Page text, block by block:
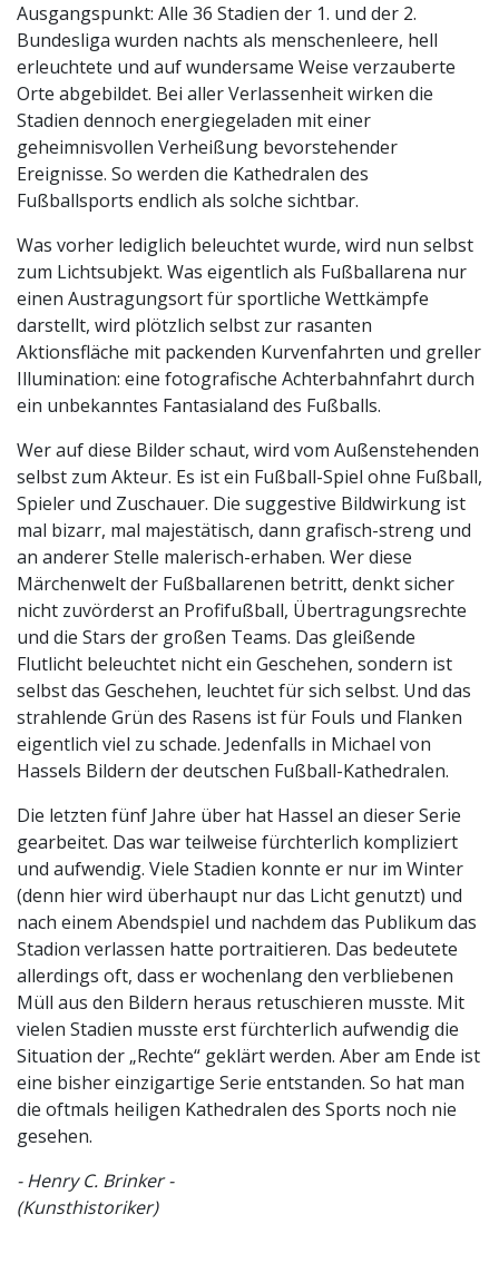
Ausgangspunkt: Alle 36 Stadien der 1. und der 2.
Bundesliga wurden nachts als menschenleere, hell
erleuchtete und auf wundersame Weise verzauberte
Orte abgebildet. Bei aller Verlassenheit wirken die
Stadien dennoch energiegeladen mit einer
geheimnisvollen Verheißung bevorstehender
Ereignisse. So werden die Kathedralen des
Fußballsports endlich als solche sichtbar.
Was vorher lediglich beleuchtet wurde, wird nun selbst
zum Lichtsubjekt. Was eigentlich als Fußballarena nur
einen Austragungsort für sportliche Wettkämpfe
darstellt, wird plötzlich selbst zur rasanten
Aktionsfläche mit packenden Kurvenfahrten und greller
Illumination: eine fotografische Achterbahnfahrt durch
ein unbekanntes Fantasialand des Fußballs.
Wer auf diese Bilder schaut, wird vom Außenstehenden
selbst zum Akteur. Es ist ein Fußball-Spiel ohne Fußball,
Spieler und Zuschauer. Die suggestive Bildwirkung ist
mal bizarr, mal majestätisch, dann grafisch-streng und
an anderer Stelle malerisch-erhaben. Wer diese
Märchenwelt der Fußballarenen betritt, denkt sicher
nicht zuvörderst an Profifußball, Übertragungsrechte
und die Stars der großen Teams. Das gleißende
Flutlicht beleuchtet nicht ein Geschehen, sondern ist
selbst das Geschehen, leuchtet für sich selbst. Und das
strahlende Grün des Rasens ist für Fouls und Flanken
eigentlich viel zu schade. Jedenfalls in Michael von
Hassels Bildern der deutschen Fußball-Kathedralen.
Die letzten fünf Jahre über hat Hassel an dieser Serie
gearbeitet. Das war teilweise fürchterlich kompliziert
und aufwendig. Viele Stadien konnte er nur im Winter
(denn hier wird überhaupt nur das Licht genutzt) und
nach einem Abendspiel und nachdem das Publikum das
Stadion verlassen hatte portraitieren. Das bedeutete
allerdings oft, dass er wochenlang den verbliebenen
Müll aus den Bildern heraus retuschieren musste. Mit
vielen Stadien musste erst fürchterlich aufwendig die
Situation der „Rechte“ geklärt werden. Aber am Ende ist
eine bisher einzigartige Serie entstanden. So hat man
die oftmals heiligen Kathedralen des Sports noch nie
gesehen.
- Henry C. Brinker -
(Kunsthistoriker)